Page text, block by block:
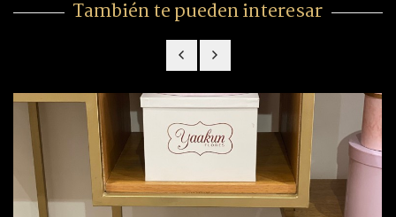
También te pueden interesar